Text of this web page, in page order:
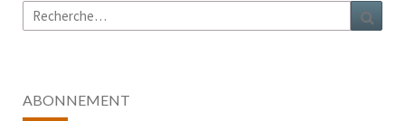
Rechercher :
ABONNEMENT